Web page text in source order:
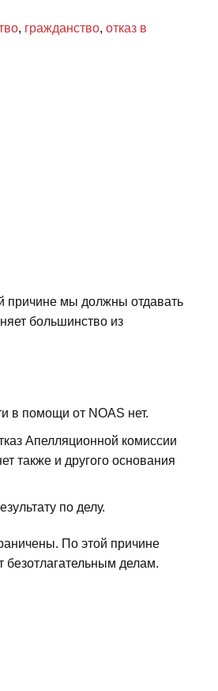
, гражданство, отказ в
причине мы должны отдавать
большинство из
в помощи от NOAS нет.
Апелляционной комиссии
также и другого основания
по делу.
По этой причине
делам.